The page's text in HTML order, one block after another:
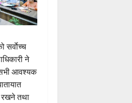
सर्वाेच्च
ने
सभी आवश्यक
तथा